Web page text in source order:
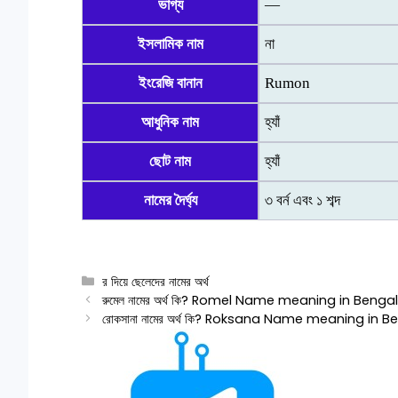
ভাগ্য —
ইসলামিক নাম না
ইংরেজি বানান Rumon
আধুনিক নাম হ্যাঁ
ছোট নাম হ্যাঁ
নামের দৈর্ঘ্য ৩ বর্ন এবং ১ শব্দ
Categories
র দিয়ে ছেলেদের নামের অর্থ
রুমেল নামের অর্থ কি? Romel Name meaning in
রোকসানা নামের অর্থ কি? Roksana Name meaning in